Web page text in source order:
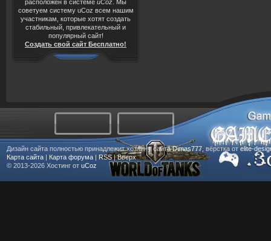
расположен в системе uCoz . Мы
советуем систему uCoz всем нашим
участникам, которые хотят создать
стабильный, привлекательный и
популярный сайт!
Создать свой сайт Бесплатно!
Дизайн сайта полностью принадлежит хозяину сайтаDimas777, вёрстка от elite-
Карта сайта | Карта форума | RSS|Вверх
© 2013-2026 Хостинг от uCoz